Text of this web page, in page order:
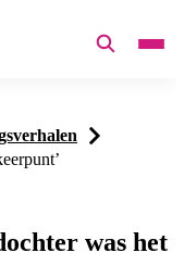
was het